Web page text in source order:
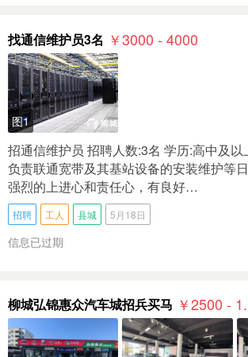
找通信维护员3名 ￥3000 - 4000
图1
招通信维护员 招聘人数:3名 学历:高中及以
负责联通宽带及其基站设备的安装维护等
强烈的上进心和责任心，有良好…
招聘 工人 县城 5月18日
信息已过期
柳城弘锦惠众汽车城招兵买马 ￥2500 -